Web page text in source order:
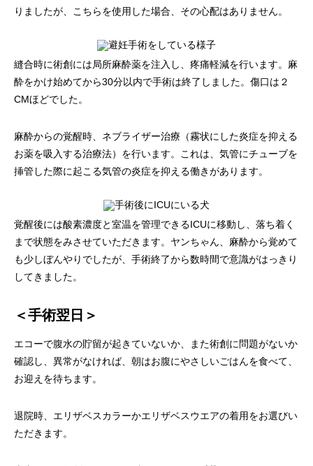
りましたが、こちらを使用した場合、その心配はありません。
縫合時に術創には局所麻酔薬を注入し、疼痛軽減を行います。麻
酔をかけ始めてから30分以内で手術は終了しました。傷口は２
CMほどでした。
麻酔からの覚醒時、ネブライザー治療（霧状にした炎症を抑える
お薬を吸入する治療法）を行います。これは、気管にチューブを
挿管した際に起こる気管の炎症を抑える働きがあります。
覚醒後には酸素濃度と室温を管理できるICUに移動し、落ち着く
まで状態をみさせていただきます。ヤンちゃん、麻酔から覚めて
も少しぼんやりでしたが、手術終了から数時間で意識がはっきり
してきました。
＜手術翌日＞
エコーで腹水の貯留が起きていないか、また術創に問題がないか
確認し、異常がなければ、朝はお腹にやさしいごはんを食べて、
お迎えを待ちます。
退院時、エリザベスカラーかエリザベスウエアの着用をお選びい
ただきます。